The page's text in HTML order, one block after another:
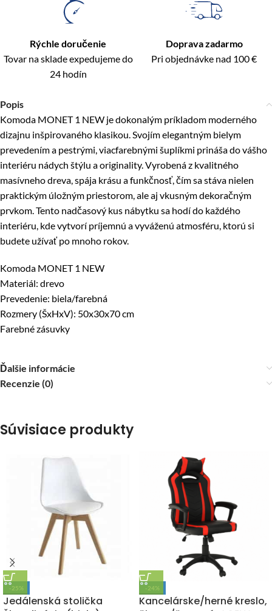
Rýchle doručenie
Tovar na sklade expedujeme do
24 hodín
Doprava zadarmo
Pri objednávke nad 100 €
Popis
Komoda MONET 1 NEW je dokonalým príkladom moderného
dizajnu inšpirovaného klasikou. Svojím elegantným bielym
prevedením a pestrými, viacfarebnými šuplíkmi prináša do vášho
interiéru nádych štýlu a originality. Vyrobená z kvalitného
masívneho dreva, spája krásu a funkčnosť, čím sa stáva nielen
praktickým úložným priestorom, ale aj vkusným dekoračným
prvkom. Tento nadčasový kus nábytku sa hodí do každého
interiéru, kde vytvorí príjemnú a vyváženú atmosféru, ktorú si
budete užívať po mnoho rokov.
Komoda MONET 1 NEW
Materiál: drevo
Prevedenie: biela/farebná
Rozmery (ŠxHxV): 50x30x70 cm
Farebné zásuvky
Ďalšie informácie
Recenzie (0)
Súvisiace produkty
-25%
Jedálenská stolička
-24%
Kancelárske/herné kreslo,